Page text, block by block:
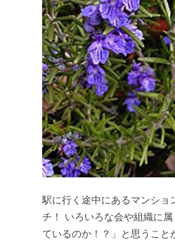
駅に行く途中にあるマンショ
チ！ いろいろな会や組織に
ているのか！？」と思うこと